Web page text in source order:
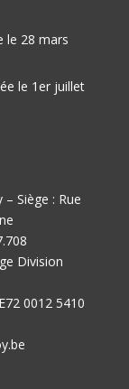
le 28 mars
le 1er juillet
Siège : Rue
Division
0012 5410